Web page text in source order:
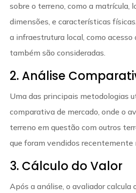
sobre o terreno, como a matrícula,
dimensões, e características
a infraestrutura local, como acesso
também são consideradas.
2. Análise
Uma das principais metodologias
comparativa de mercado, onde o
terreno em questão com outros
que foram vendidos recentemente
3. Cálculo do Valor
Após a análise, o avaliador calcula